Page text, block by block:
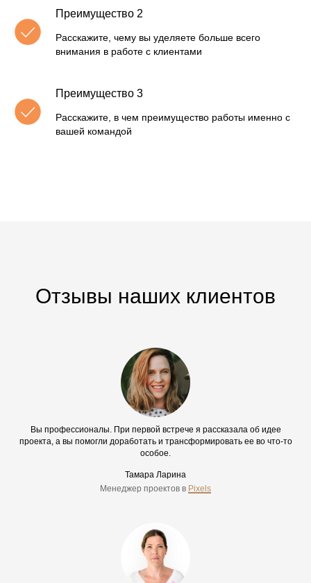
Преимущество 2
Расскажите, чему вы уделяете больше всего
внимания в работе с клиентами
Преимущество 3
Расскажите, в чем преимущество работы именно с
вашей командой
Отзывы наших клиентов
Вы профессионалы. При первой встрече я рассказала об идее
проекта, а вы помогли доработать и трансформировать ее во что-то
особое.
Тамара Ларина
Менеджер проектов в Pixels